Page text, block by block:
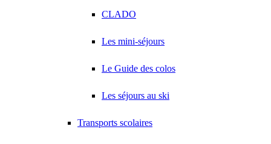
CLADO
Les mini-séjours
Le Guide des colos
Les séjours au ski
Transports scolaires